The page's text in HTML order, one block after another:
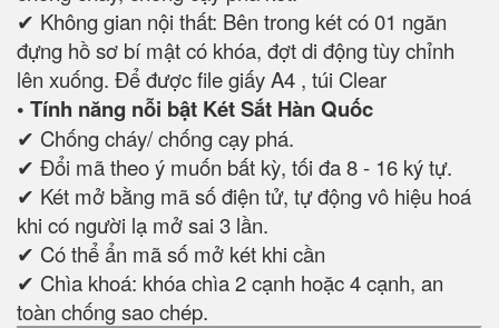
✔ Không gian nội thất: Bên trong két có 01 ngăn
đựng hồ sơ bí mật có khóa, đợt di động tùy chỉnh
lên xuống. Để được file giấy A4 , túi Clear
• Tính năng nỗi bật Két Sắt Hàn Quốc
✔ Chống cháy/ chống cạy phá.
✔ Đổi mã theo ý muốn bất kỳ, tối đa 8 - 16 ký tự.
✔ Két mở bằng mã số điện tử, tự động vô hiệu hoá
khi có người lạ mở sai 3 lần.
✔ Có thể ẩn mã số mở két khi cần
✔ Chìa khoá: khóa chìa 2 cạnh hoặc 4 cạnh, an
toàn chống sao chép.